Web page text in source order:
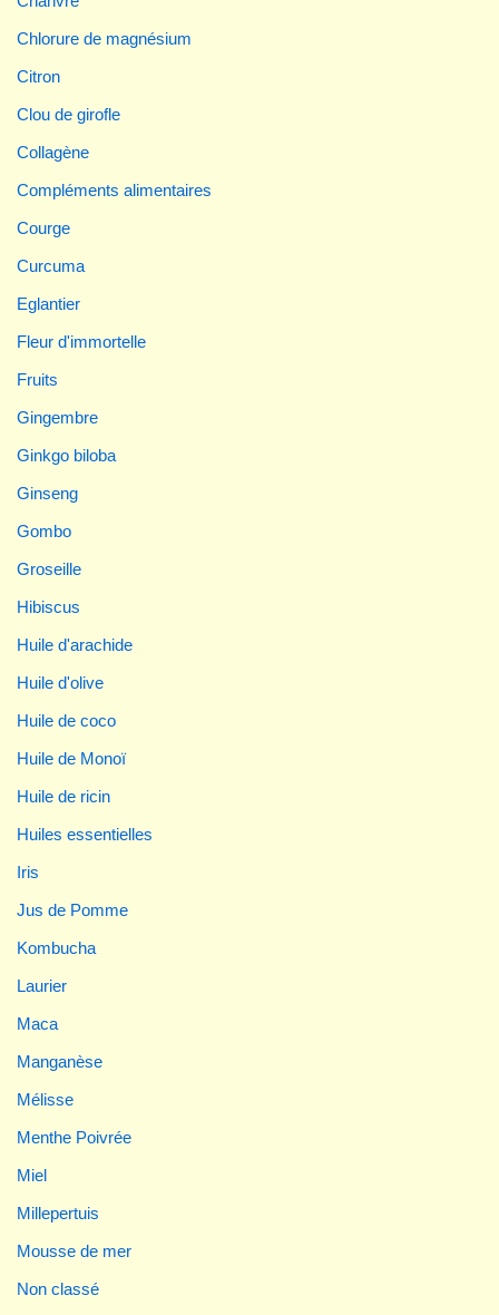
Chlorure de magnésium
Citron
Clou de girofle
Collagène
Compléments alimentaires
Courge
Curcuma
Eglantier
Fleur d'immortelle
Fruits
Gingembre
Ginkgo biloba
Ginseng
Gombo
Groseille
Hibiscus
Huile d'arachide
Huile d'olive
Huile de coco
Huile de Monoï
Huile de ricin
Huiles essentielles
Iris
Jus de Pomme
Kombucha
Laurier
Maca
Manganèse
Mélisse
Menthe Poivrée
Miel
Millepertuis
Mousse de mer
Non classé